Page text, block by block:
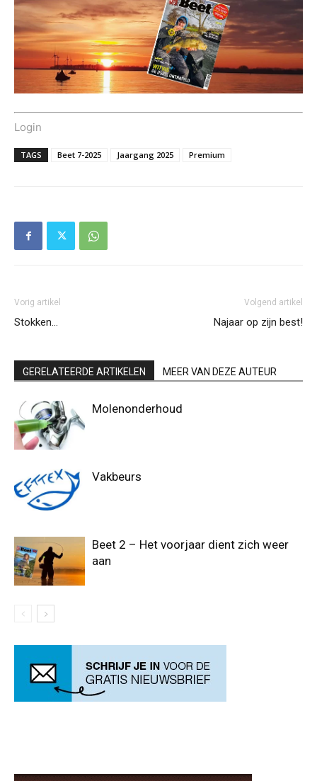
Login
TAGS Beet 7-2025 Jaargang 2025 Premium
Vorig artikel
Stokken…
Volgend artikel
Najaar op zijn best!
GERELATEERDE ARTIKELEN MEER VAN DEZE AUTEUR
Molenonderhoud
Vakbeurs
Beet 2 – Het voorjaar dient zich weer
aan